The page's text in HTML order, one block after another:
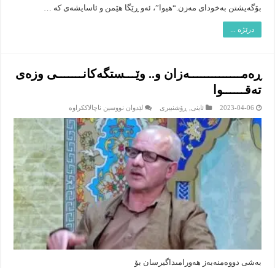
بۆگه‌یشتن به‌خوداى مه‌زن.“هیوا”، ئه‌و ڕێگا هێمن و ئاسایشه‌ى كه‌ …
درێژە ...
ڕه‌مــــــــــــــه‌زان و.. وێـــستگه‌كانـــــــى وزه‌ى
ته‌قــــــوا
2023-04-06 ئاینى ڕۆشنبیرى لێدوان نووسین ناچالاککراوە
وێـــستگه‌كانـــــــى
وزه‌ى
ته‌قــــــوا
به‌شی دووه‌منه‌به‌ز هه‌ورامىداگیرسان بۆ